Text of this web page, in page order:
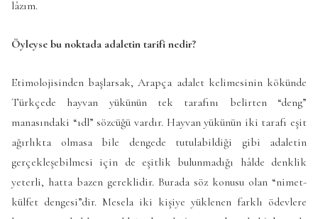
lâzım.
Öyleyse bu noktada adaletin tarifi nedir?
Etimolojisinden başlarsak, Arapça adalet kelimesinin kökünde
Türkçede hayvan yükünün tek tarafını belirten “deng”
manasındaki “ıdl” sözcüğü vardır. Hayvan yükünün iki tarafı eşit
ağırlıkta olmasa bile dengede tutulabildiği gibi adaletin
gerçekleşebilmesi için de eşitlik bulunmadığı hâlde denklik
yeterli, hatta bazen gereklidir. Burada söz konusu olan “nimet-
külfet dengesi”dir. Mesela iki kişiye yüklenen farklı ödevlere